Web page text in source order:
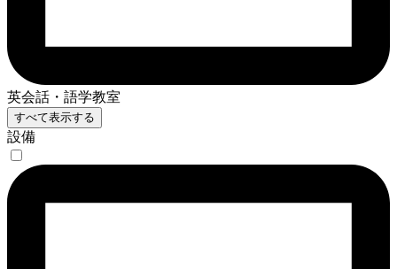
英会話・語学教室
すべて表示する
設備